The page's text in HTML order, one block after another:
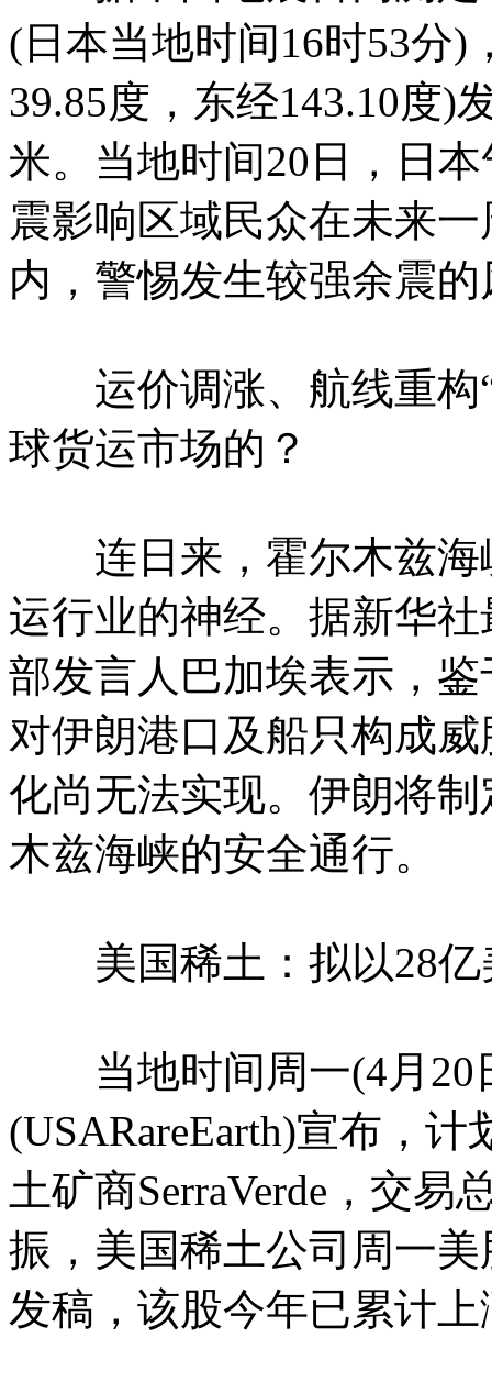
(日本当地时间16时53分
39.85度，东经143.10度)
米。当地时间20日，日
震影响区域民众在未来
内，警惕发生较强余震
运价调涨、航线重构“
球货运市场的？
连日来，霍尔木兹海
运行业的神经。据新华
部发言人巴加埃表示，
对伊朗港口及船只构成
化尚无法实现。伊朗将
木兹海峡的安全通行。
美国稀土：拟以28亿
当地时间周一(4月20
(USARareEarth)宣布，
土矿商SerraVerde，交
振，美国稀土公司周一
发稿，该股今年已累计上